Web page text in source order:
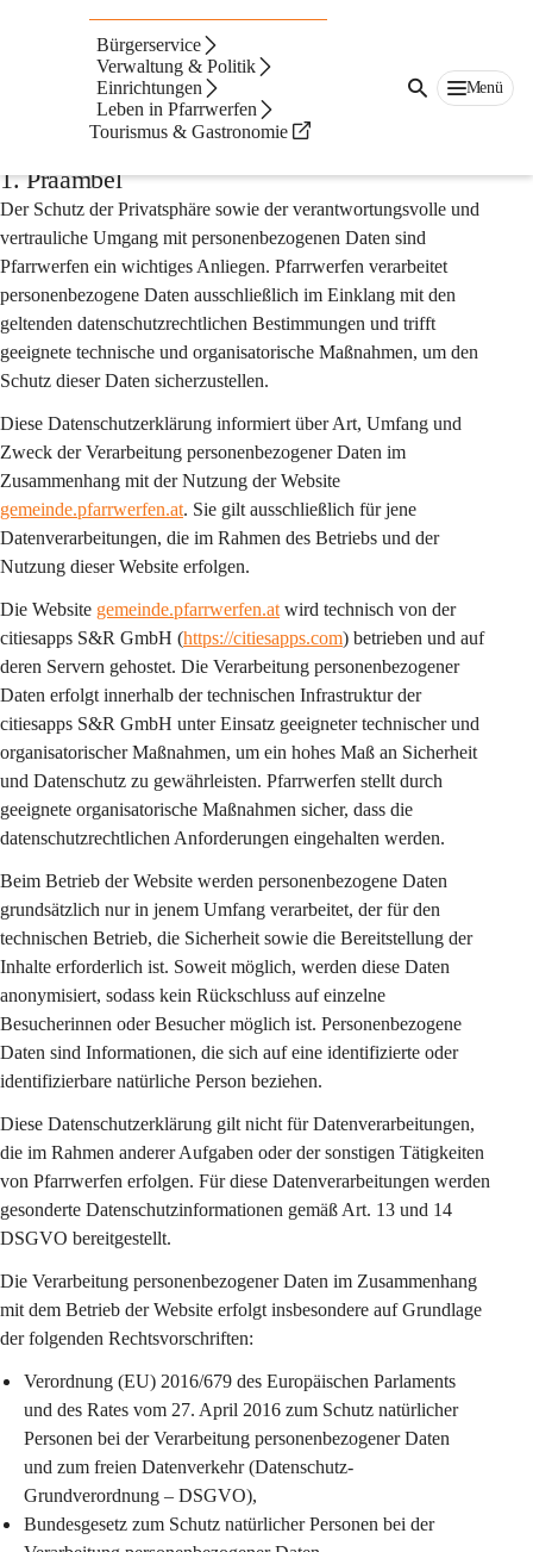
Bürgerservice
Verwaltung & Politik
Einrichtungen
Leben in Pfarrwerfen
Tourismus & Gastronomie
Menü
Datenschutzerklärung
der Website
1. Präambel
Der Schutz der Privatsphäre sowie der verantwortungsvolle und
vertrauliche Umgang mit personenbezogenen Daten sind
Pfarrwerfen ein wichtiges Anliegen. Pfarrwerfen verarbeitet
personenbezogene Daten ausschließlich im Einklang mit den
geltenden datenschutzrechtlichen Bestimmungen und trifft
geeignete technische und organisatorische Maßnahmen, um den
Schutz dieser Daten sicherzustellen.
Diese Datenschutzerklärung informiert über Art, Umfang und
Zweck der Verarbeitung personenbezogener Daten im
Zusammenhang mit der Nutzung der Website
gemeinde.pfarrwerfen.at. Sie gilt ausschließlich für jene
Datenverarbeitungen, die im Rahmen des Betriebs und der
Nutzung dieser Website erfolgen.
Die Website gemeinde.pfarrwerfen.at wird technisch von der
citiesapps S&R GmbH (https://citiesapps.com) betrieben und auf
deren Servern gehostet. Die Verarbeitung personenbezogener
Daten erfolgt innerhalb der technischen Infrastruktur der
citiesapps S&R GmbH unter Einsatz geeigneter technischer und
organisatorischer Maßnahmen, um ein hohes Maß an Sicherheit
und Datenschutz zu gewährleisten. Pfarrwerfen stellt durch
geeignete organisatorische Maßnahmen sicher, dass die
datenschutzrechtlichen Anforderungen eingehalten werden.
Beim Betrieb der Website werden personenbezogene Daten
grundsätzlich nur in jenem Umfang verarbeitet, der für den
technischen Betrieb, die Sicherheit sowie die Bereitstellung der
Inhalte erforderlich ist. Soweit möglich, werden diese Daten
anonymisiert, sodass kein Rückschluss auf einzelne
Besucherinnen oder Besucher möglich ist. Personenbezogene
Daten sind Informationen, die sich auf eine identifizierte oder
identifizierbare natürliche Person beziehen.
Diese Datenschutzerklärung gilt nicht für Datenverarbeitungen,
die im Rahmen anderer Aufgaben oder der sonstigen Tätigkeiten
von Pfarrwerfen erfolgen. Für diese Datenverarbeitungen werden
gesonderte Datenschutzinformationen gemäß Art. 13 und 14
DSGVO bereitgestellt.
Die Verarbeitung personenbezogener Daten im Zusammenhang
mit dem Betrieb der Website erfolgt insbesondere auf Grundlage
der folgenden Rechtsvorschriften:
Verordnung (EU) 2016/679 des Europäischen Parlaments
und des Rates vom 27. April 2016 zum Schutz natürlicher
Personen bei der Verarbeitung personenbezogener Daten
und zum freien Datenverkehr (Datenschutz-
Grundverordnung – DSGVO),
Bundesgesetz zum Schutz natürlicher Personen bei der